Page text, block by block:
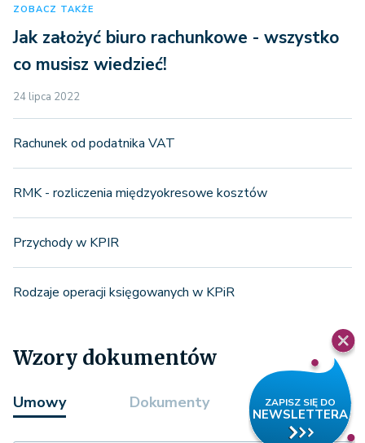
ZOBACZ TAKŻE
Jak założyć biuro rachunkowe - wszystko
co musisz wiedzieć!
24 lipca 2022
Rachunek od podatnika VAT
RMK - rozliczenia międzyokresowe kosztów
Przychody w KPIR
Rodzaje operacji księgowanych w KPiR
Wzory dokumentów
Umowy Dokumenty Formularze